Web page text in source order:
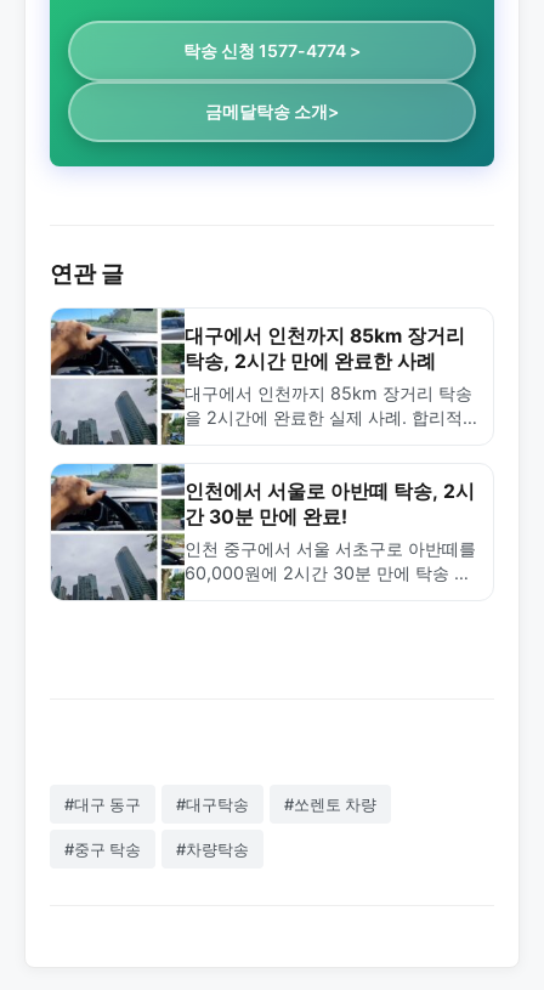
탁송 신청 1577-4774 >
금메달탁송 소개>
연관 글
대구에서 인천까지 85km 장거리
탁송, 2시간 만에 완료한 사례
대구에서 인천까지 85km 장거리 탁송
을 2시간에 완료한 실제 사례. 합리적
문성을 확인하세요.
인천에서 서울로 아반떼 탁송, 2시
간 30분 만에 완료!
인천 중구에서 서울 서초구로 아반떼를
60,000원에 2시간 30분 만에 탁송 완
#대구 동구 #대구탁송 #쏘렌토 차량
#중구 탁송 #차량탁송